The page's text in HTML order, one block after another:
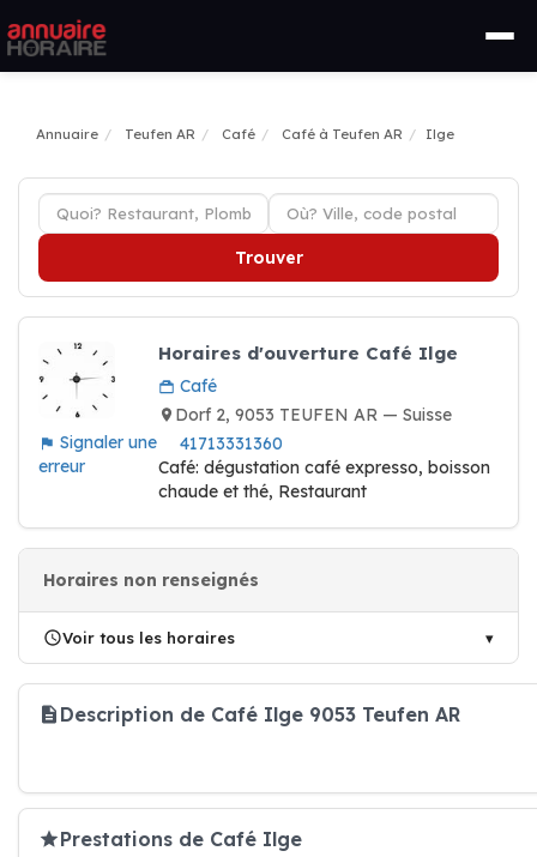
Annuaire Teufen AR Café Café à Teufen AR Ilge
Trouver
Signaler une
erreur
Horaires d'ouverture Café Ilge
Café
Dorf 2, 9053 TEUFEN AR — Suisse
41713331360
Café: dégustation café expresso, boisson
chaude et thé, Restaurant
Horaires non renseignés
Voir tous les horaires
Description de Café Ilge 9053 Teufen AR
Prestations de Café Ilge